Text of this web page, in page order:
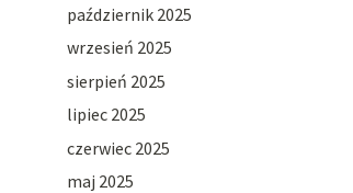
październik 2025
wrzesień 2025
sierpień 2025
lipiec 2025
czerwiec 2025
maj 2025